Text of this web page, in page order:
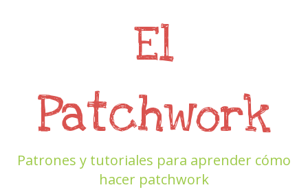
El
Patchwork
Patrones y tutoriales para aprender cómo
hacer patchwork